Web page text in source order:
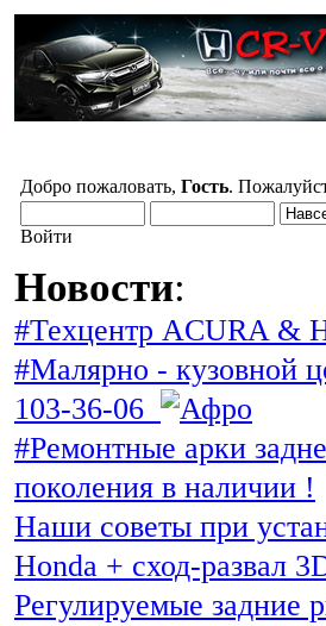
Добро пожаловать, Гость.
Войти
Новости:
#Техцентр ACURA &
#Малярно - кузовной
103-36-06
#Ремонтные арки
поколения в наличии !
Наши советы при
Honda + сход-развал
Регулируемые задние